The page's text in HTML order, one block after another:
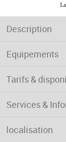
Description
Equipements
Tarifs &
Services &
localisation